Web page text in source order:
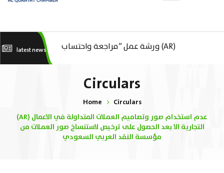
Electronic Submission
استبيان معوقات
latest news
(AR) ورشة عمل “مراجعة واحتساب
الاقتصادية لقطاع الترفيه – الثقافة –
السياحة”
(AR) ورشة عمل : العمـــــل الحـــــر
Circulars
Home
Circulars
(AR) عدم استخدام صور وتصاميم العملات المتداولة في الاعمال
التجارية الا بعد الحصول على ترخيص لاستنساخ صور العملات من
مؤسسة النقد العربي السعودي